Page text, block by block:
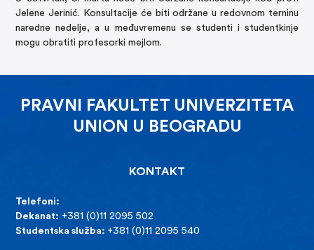
Jelene Jerinić. Konsultacije će biti održane u redovnom terninu
naredne nedelje, a u međuvremenu se studenti i studentkinje
mogu obratiti profesorki mejlom.
PRAVNI FAKULTET UNIVERZITETA
UNION U BEOGRADU
KONTAKT
Telefoni:
Dekanat: +381 (0)11 2095 502
Studentska služba: +381 (0)11 2095 540